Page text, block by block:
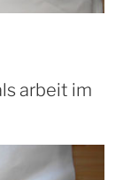
arbeit im